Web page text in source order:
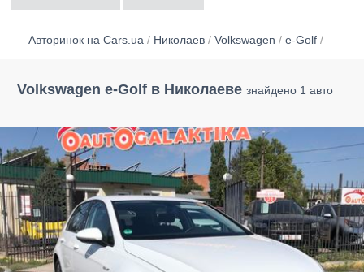
Авторинок на Cars.ua / Николаев / Volkswagen / e-Golf /
Volkswagen e-Golf в Николаеве знайдено 1 авто